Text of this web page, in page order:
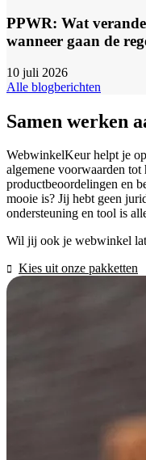
PPWR: Wat
wanneer gaan de
10 juli 2026
Alle blogberichten
Samen werken
WebwinkelKeur helpt je
algemene voorwaarden tot
productbeoordelingen en
mooie is? Jij hebt geen
ondersteuning en tool is
Wil jij ook je webwinkel
Kies uit onze pakketten